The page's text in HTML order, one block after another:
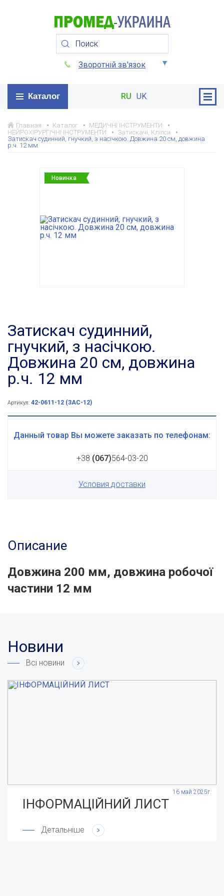
Зворотній зв'язок
Каталог RU UK
Главная Каталог
МЕДИЧНІ ІНСТРУМЕНТИ
НЕЙРОХІРУРГІЧНІ ІНСТРУМЕНТИ
Затискачі, Кліпси
Затискач судинний, гнучкий, з насічкою. Довжина 20 см, довжина
р.ч. 12 мм
Новинка
Затискач судинний,
гнучкий, з насічкою.
Довжина 20 см, довжина
р.ч. 12 мм
Артикул: 42-0611-12 (ЗАС-12)
Данный товар Вы можете заказать по телефонам:
+38 (067)564-03-20
Условия доставки
Описание
Довжина 200 мм, довжина робочої
частини 12 мм
Новини
Всі новини
16 май 2025г.
ІНФОРМАЦІЙНИЙ ЛИСТ
Детальніше